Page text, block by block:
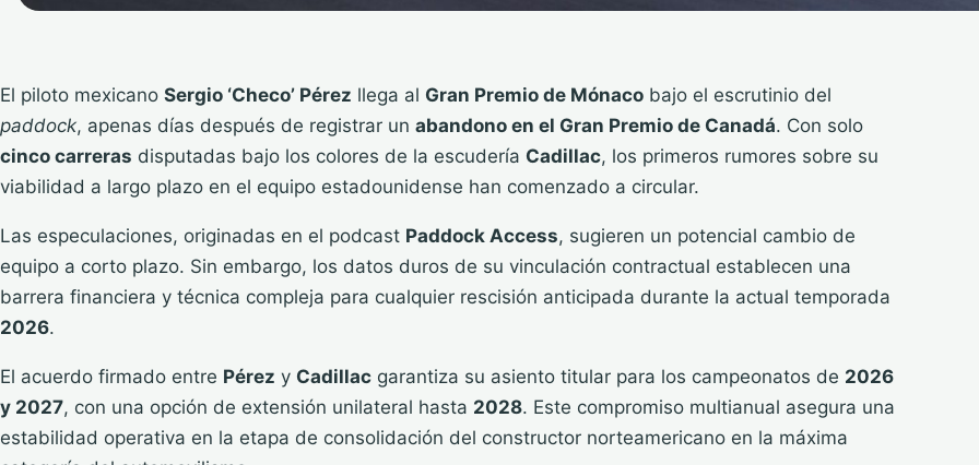
El piloto mexicano Sergio ‘Checo’ Pérez llega al Gran Premio de Mónaco bajo el escrutinio del
paddock, apenas días después de registrar un abandono en el Gran Premio de Canadá. Con solo
cinco carreras disputadas bajo los colores de la escudería Cadillac, los primeros rumores sobre su
viabilidad a largo plazo en el equipo estadounidense han comenzado a circular.
Las especulaciones, originadas en el podcast Paddock Access, sugieren un potencial cambio de
equipo a corto plazo. Sin embargo, los datos duros de su vinculación contractual establecen una
barrera financiera y técnica compleja para cualquier rescisión anticipada durante la actual temporada
2026.
El acuerdo firmado entre Pérez y Cadillac garantiza su asiento titular para los campeonatos de 2026
y 2027, con una opción de extensión unilateral hasta 2028. Este compromiso multianual asegura una
estabilidad operativa en la etapa de consolidación del constructor norteamericano en la máxima